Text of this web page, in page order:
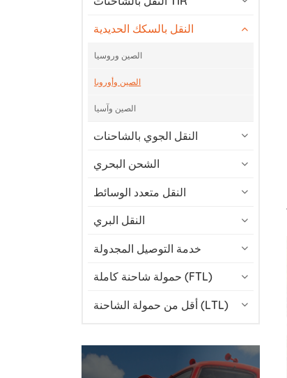
النقل بالسكك الحديدية
الصين وروسيا
الصين وأوروبا
الصين وآسيا
النقل الجوي بالشاحنات
الشحن البحري
النقل متعدد الوسائط
النقل البري
خدمة التوصيل المجدولة
حمولة شاحنة كاملة (FTL)
أقل من حمولة الشاحنة (LTL)